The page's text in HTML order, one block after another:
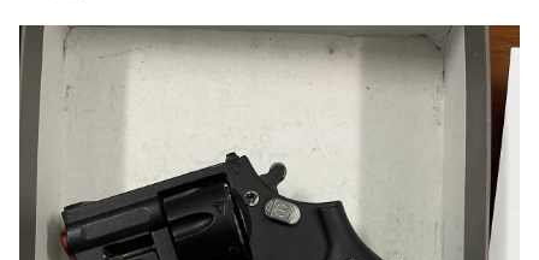
Thị trường
Tư vấn
Lịch phát sóng
Chuyên mục khác
Emagazine Podcast
Photo Infographic